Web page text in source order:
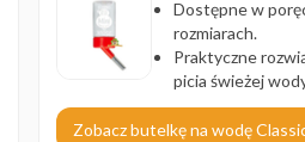
Dostępne w
rozmiarach.
Praktyczne
picia świeżej
Zobacz butelkę na wodę